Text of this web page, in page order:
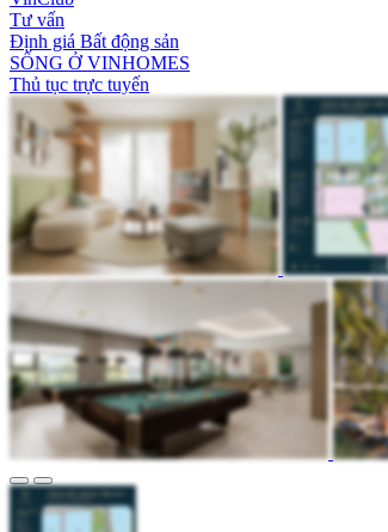
Tư vấn
Định giá Bất động sản
SỐNG Ở VINHOMES
Thủ tục trực tuyến